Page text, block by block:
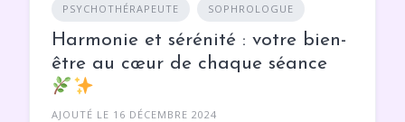
PSYCHOTHÉRAPEUTE SOPHROLOGUE
Harmonie et sérénité : votre bien-
être au cœur de chaque séance
AJOUTÉ LE 16 DÉCEMBRE 2024